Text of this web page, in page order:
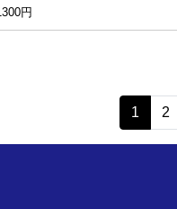
円
1 2